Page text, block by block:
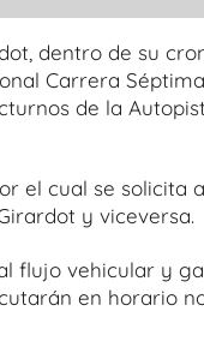
dentro de su
Carrera
de la
el cual se solicita
y viceversa.
flujo vehicular y
en horario